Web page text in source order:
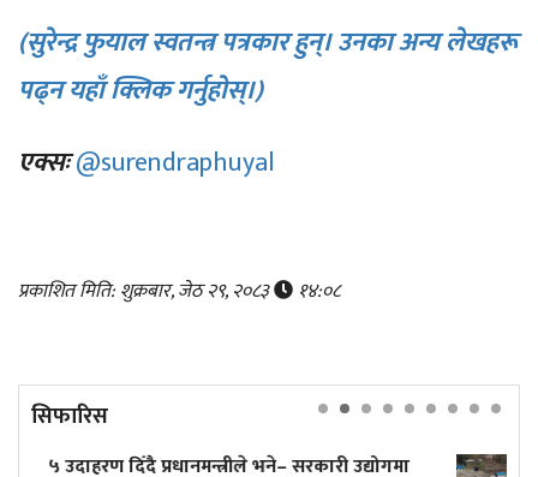
(सुरेन्द्र फुयाल स्वतन्त्र पत्रकार हुन्। उनका अन्य लेखहरू
पढ्न यहाँ क्लिक गर्नुहोस्।)
एक्सः@surendraphuyal
प्रकाशित मिति: शुक्रबार, जेठ २९, २०८३ १४:०८
सिफारिस
उद्योगमा
एक सिलिन्डर लिन बजारमा लाइन, आफ्नै